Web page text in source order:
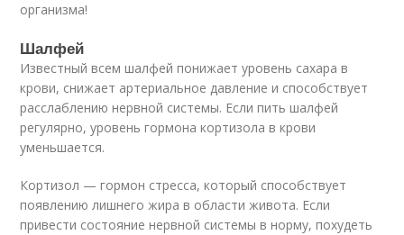
организма!
Шалфей
Известный всем шалфей понижает уровень сахара в
крови, снижает артериальное давление и способствует
расслаблению нервной системы. Если пить шалфей
регулярно, уровень гормона кортизола в крови
уменьшается.
Кортизол — гормон стресса, который способствует
появлению лишнего жира в области живота. Если
привести состояние нервной системы в норму, похудеть